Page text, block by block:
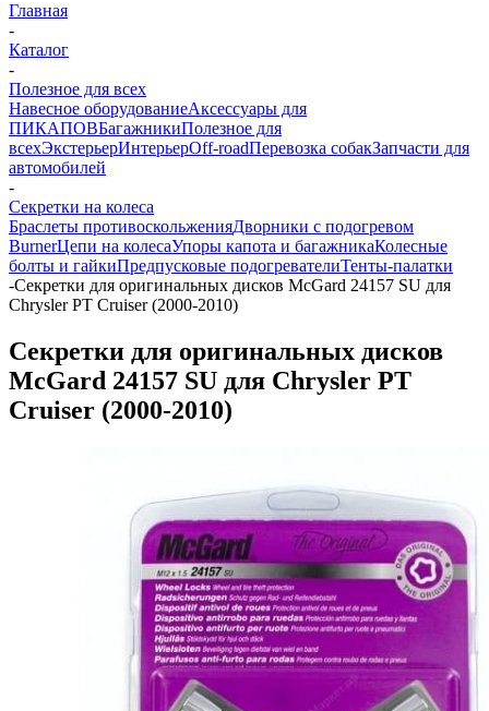
Главная
-
Каталог
-
Полезное для всех
Навесное оборудованиеАксессуары для
ПИКАПОВБагажникиПолезное для
всехЭкстерьерИнтерьерOff-roadПеревозка собакЗапчасти для
автомобилей
-
Секретки на колеса
Браслеты противоскольженияДворники с подогревом
BurnerЦепи на колесаУпоры капота и багажникаКолесные
болты и гайкиПредпусковые подогревателиТенты-палатки
-Секретки для оригинальных дисков McGard 24157 SU для
Chrysler PT Cruiser (2000-2010)
Секретки для оригинальных дисков
McGard 24157 SU для Chrysler PT
Cruiser (2000-2010)